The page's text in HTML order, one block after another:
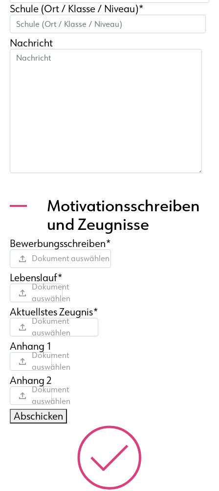
Schule (Ort / Klasse / Niveau)*
Nachricht
Motivationsschreiben
und Zeugnisse
Bewerbungsschreiben*
Dokument auswählen
Lebenslauf*
Dokument
auswählen
Aktuellstes Zeugnis*
Dokument
auswählen
Anhang 1
Dokument
auswählen
Anhang 2
Dokument
auswählen
Abschicken